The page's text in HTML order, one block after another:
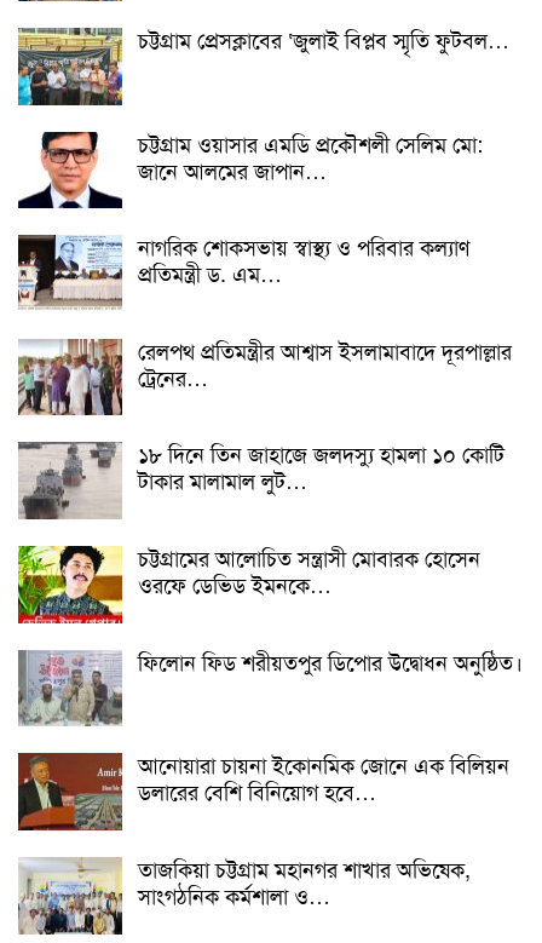
চট্টগ্রাম প্রেসক্লাবের ‘জুলাই বিপ্লব স্মৃতি ফুটবল…
চট্টগ্রাম ওয়াসার এমডি প্রকৌশলী সেলিম মো:
জানে আলমের জাপান…
নাগরিক শোকসভায় স্বাস্থ্য ও পরিবার কল্যাণ
প্রতিমন্ত্রী ড. এম…
রেলপথ প্রতিমন্ত্রীর আশ্বাস ইসলামাবাদে দূরপাল্লার
ট্রেনের…
১৮ দিনে তিন জাহাজে জলদস্যু হামলা ১০ কোটি
টাকার মালামাল লুট…
চট্টগ্রামের আলোচিত সন্ত্রাসী মোবারক হোসেন
ওরফে ডেভিড ইমনকে…
ফিলোন ফিড শরীয়তপুর ডিপোর উদ্বোধন অনুষ্ঠিত।
আনোয়ারা চায়না ইকোনমিক জোনে এক বিলিয়ন
ডলারের বেশি বিনিয়োগ হবে…
তাজকিয়া চট্টগ্রাম মহানগর শাখার অভিষেক,
সাংগঠনিক কর্মশালা ও…